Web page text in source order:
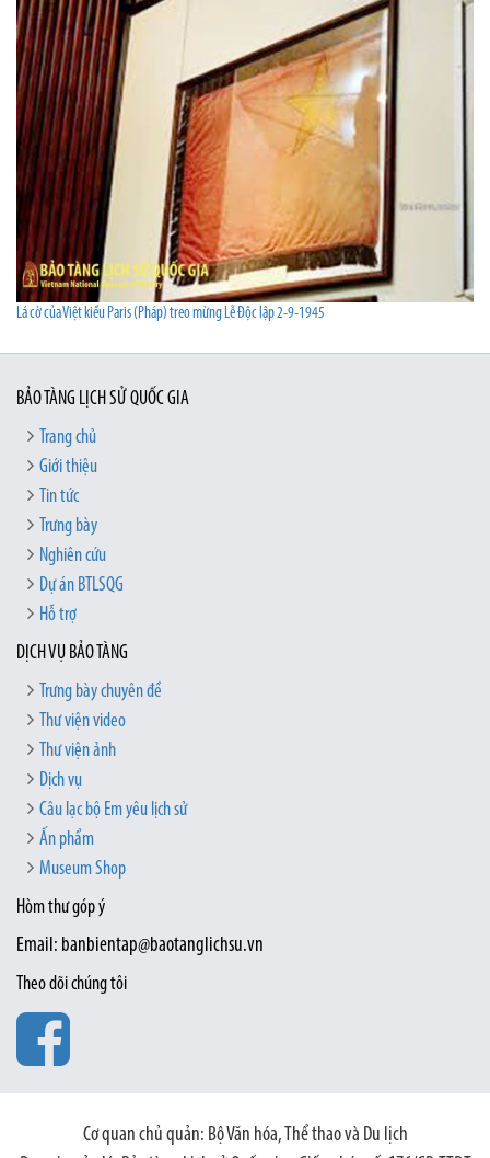
Lá cờ của Việt kiều Paris (Pháp) treo mừng Lễ Độc lập 2-9-1945
BẢO TÀNG LỊCH SỬ QUỐC GIA
Trang chủ
Giới thiệu
Tin tức
Trưng bày
Nghiên cứu
Dự án BTLSQG
Hỗ trợ
DỊCH VỤ BẢO TÀNG
Trưng bày chuyên đề
Thư viện video
Thư viện ảnh
Dịch vụ
Câu lạc bộ Em yêu lịch sử
Ấn phẩm
Museum Shop
Hòm thư góp ý
Email: banbientap@baotanglichsu.vn
Theo dõi chúng tôi
Cơ quan chủ quản: Bộ Văn hóa, Thể thao và Du lịch